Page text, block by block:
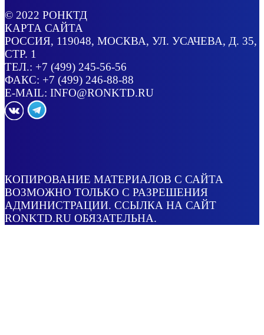
© 2022 РОНКТД
КАРТА САЙТА
РОССИЯ, 119048, МОСКВА, УЛ. УСАЧЕВА, Д. 35,
СТР. 1
ТЕЛ.: +7 (499) 245-56-56
ФАКС: +7 (499) 246-88-88
E-MAIL: INFO@RONKTD.RU
КОПИРОВАНИЕ МАТЕРИАЛОВ С САЙТА
ВОЗМОЖНО ТОЛЬКО С РАЗРЕШЕНИЯ
АДМИНИСТРАЦИИ. ССЫЛКА НА САЙТ
RONKTD.RU ОБЯЗАТЕЛЬНА.